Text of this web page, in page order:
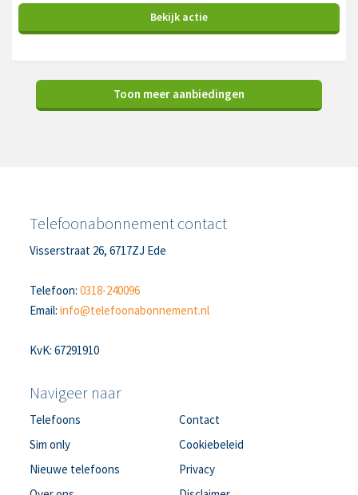
Bekijk actie
Toon meer aanbiedingen
Telefoonabonnement contact
Visserstraat 26, 6717ZJ Ede
Telefoon:0318-240096
Email:info@telefoonabonnement.nl
KvK: 67291910
Navigeer naar
Telefoons
Sim only
Nieuwe telefoons
Contact
Cookiebeleid
Privacy